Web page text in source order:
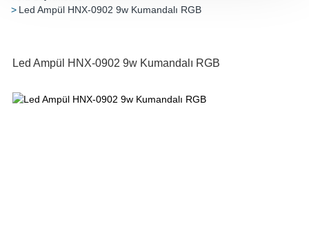
Led Ampül HNX-0902 9w Kumandalı RGB
Led Ampül HNX-0902 9w Kumandalı RGB